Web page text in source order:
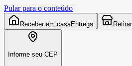
Pular para o conteúdo
Receber em casaEntrega
Informe seu CEP